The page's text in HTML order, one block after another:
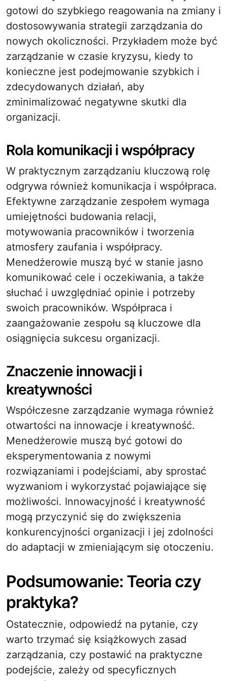
gotowi do szybkiego reagowania na zmiany i
dostosowywania strategii zarządzania do
nowych okoliczności. Przykładem może być
zarządzanie w czasie kryzysu, kiedy to
konieczne jest podejmowanie szybkich i
zdecydowanych działań, aby
zminimalizować negatywne skutki dla
organizacji.
Rola komunikacji i współpracy
W praktycznym zarządzaniu kluczową rolę
odgrywa również komunikacja i współpraca.
Efektywne zarządzanie zespołem wymaga
umiejętności budowania relacji,
motywowania pracowników i tworzenia
atmosfery zaufania i współpracy.
Menedżerowie muszą być w stanie jasno
komunikować cele i oczekiwania, a także
słuchać i uwzględniać opinie i potrzeby
swoich pracowników. Współpraca i
zaangażowanie zespołu są kluczowe dla
osiągnięcia sukcesu organizacji.
Znaczenie innowacji i
kreatywności
Współczesne zarządzanie wymaga również
otwartości na innowacje i kreatywność.
Menedżerowie muszą być gotowi do
eksperymentowania z nowymi
rozwiązaniami i podejściami, aby sprostać
wyzwaniom i wykorzystać pojawiające się
możliwości. Innowacyjność i kreatywność
mogą przyczynić się do zwiększenia
konkurencyjności organizacji i jej zdolności
do adaptacji w zmieniającym się otoczeniu.
Podsumowanie: Teoria czy
praktyka?
Ostatecznie, odpowiedź na pytanie, czy
warto trzymać się książkowych zasad
zarządzania, czy postawić na praktyczne
podejście, zależy od specyficznych